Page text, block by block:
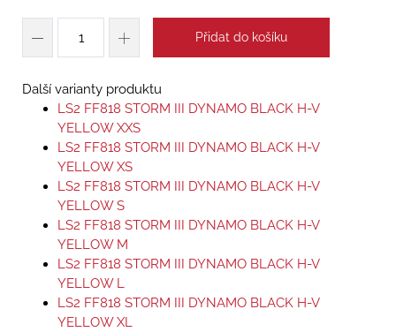
Přidat do košíku
Další varianty produktu
LS2 FF818 STORM III DYNAMO BLACK H-V
YELLOW XXS
LS2 FF818 STORM III DYNAMO BLACK H-V
YELLOW XS
LS2 FF818 STORM III DYNAMO BLACK H-V
YELLOW S
LS2 FF818 STORM III DYNAMO BLACK H-V
YELLOW M
LS2 FF818 STORM III DYNAMO BLACK H-V
YELLOW L
LS2 FF818 STORM III DYNAMO BLACK H-V
YELLOW XL